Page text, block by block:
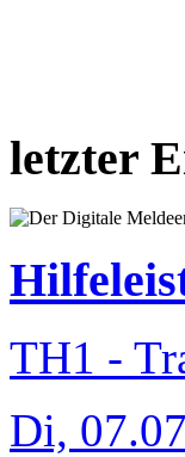
letzter
TH1 -
Di,